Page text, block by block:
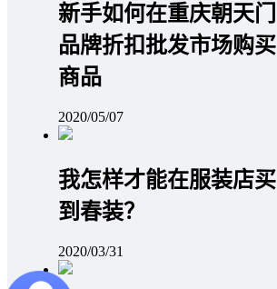
新手如何在重庆朝天门
品牌折扣批发市场购买
商品
2020/05/07
我怎样才能在服装店买
到春装？
2020/03/31